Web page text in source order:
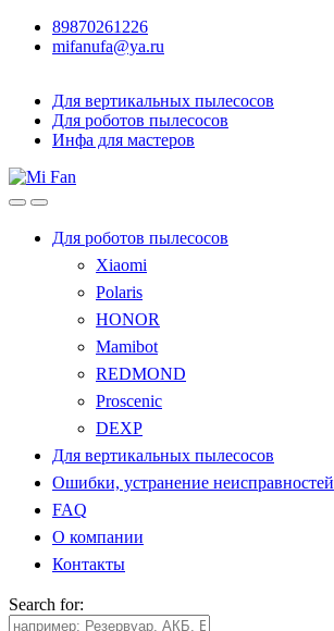
89870261226
mifanufa@ya.ru
Для вертикальных пылесосов
Для роботов пылесосов
Инфа для мастеров
Для роботов пылесосов
Xiaomi
Polaris
HONOR
Mamibot
REDMOND
Proscenic
DEXP
Для вертикальных пылесосов
Ошибки, устранение неисправностей
FAQ
О компании
Контакты
Search for: